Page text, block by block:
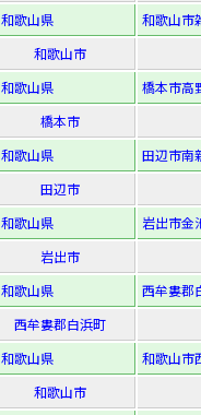
和歌山県
和歌山市
和歌山市
和歌山県
橋本市高
橋本市
和歌山県
田辺市南
田辺市
和歌山県
岩出市金
岩出市
和歌山県
西牟婁郡
西牟婁郡白浜町
和歌山県
和歌山市
和歌山市